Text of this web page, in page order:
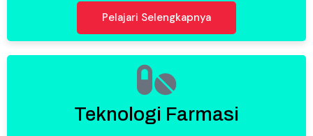
Pelajari Selengkapnya
Teknologi Farmasi